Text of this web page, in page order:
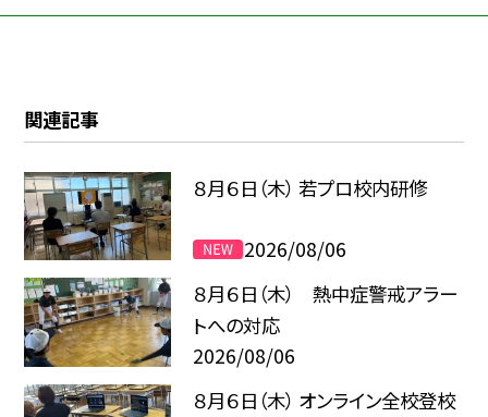
関連記事
８月６日（木） 若プロ校内研修
2026/08/06
８月６日（木） 熱中症警戒アラー
トへの対応
2026/08/06
８月６日（木） オンライン全校登校